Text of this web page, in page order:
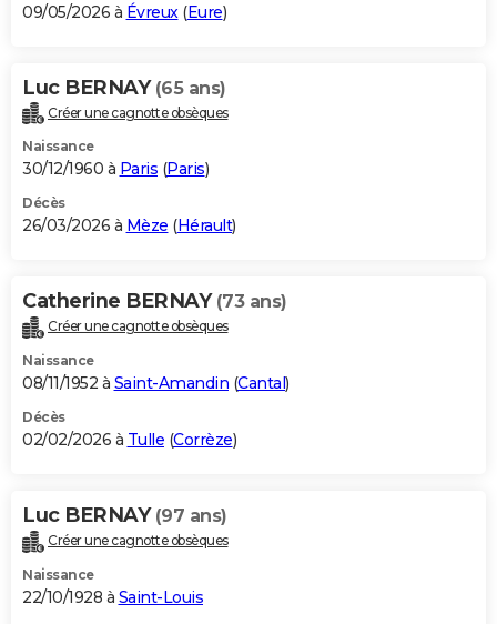
09/05/2026 à Évreux (Eure)
Luc BERNAY (65 ans)
Créer une cagnotte obsèques
Naissance
30/12/1960 à Paris (Paris)
Décès
26/03/2026 à Mèze (Hérault)
Catherine BERNAY (73 ans)
Créer une cagnotte obsèques
Naissance
08/11/1952 à Saint-Amandin (Cantal )
Décès
02/02/2026 à Tulle (Corrèze)
Luc BERNAY (97 ans)
Créer une cagnotte obsèques
Naissance
22/10/1928 à Saint-Louis